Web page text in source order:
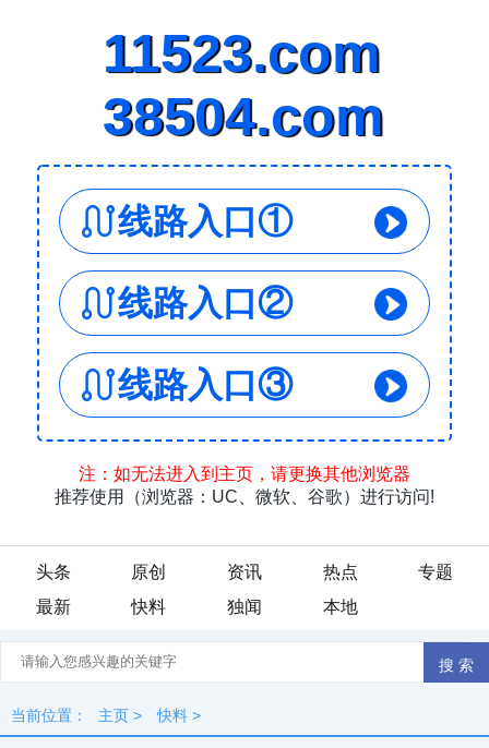
头条 原创 资讯 热点
专题
最新
快料 独闻 本地
当前位置： 主页 > 快料 >